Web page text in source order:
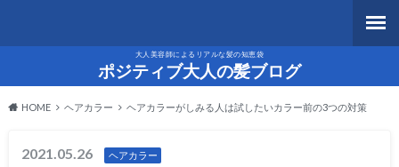
大人美容師によるリアルな髪の知恵袋
ポジティブ大人の髪ブログ
HOME ヘアカラー ヘアカラーがしみる人は試したいカラー前の3つの対策
2021.05.26 ヘアカラー